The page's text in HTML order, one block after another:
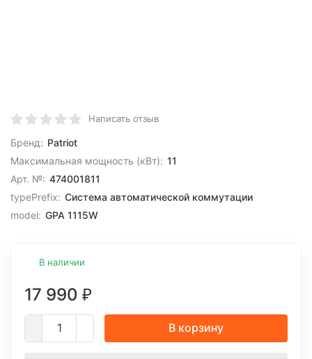
Написать отзыв
Бренд: Patriot
Максимальная мощность (кВт): 11
Арт. №: 474001811
typePrefix: Система автоматической коммутации
model: GPA 1115W
В наличии
17 990 ₽
В корзину